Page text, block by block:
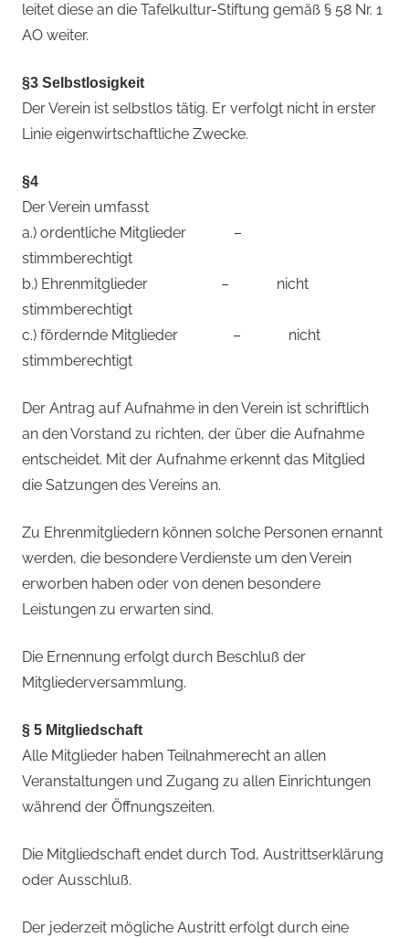
leitet diese an die Tafelkultur-Stiftung gemäß § 58 Nr. 1
AO weiter.
§3 Selbstlosigkeit
Der Verein ist selbstlos tätig. Er verfolgt nicht in erster
Linie eigenwirtschaftliche Zwecke.
§4
Der Verein umfasst
a.) ordentliche Mitglieder –
stimmberechtigt
b.) Ehrenmitglieder – nicht
stimmberechtigt
c.) fördernde Mitglieder – nicht
stimmberechtigt
Der Antrag auf Aufnahme in den Verein ist schriftlich
an den Vorstand zu richten, der über die Aufnahme
entscheidet. Mit der Aufnahme erkennt das Mitglied
die Satzungen des Vereins an.
Zu Ehrenmitgliedern können solche Personen ernannt
werden, die besondere Verdienste um den Verein
erworben haben oder von denen besondere
Leistungen zu erwarten sind.
Die Ernennung erfolgt durch Beschluß der
Mitgliederversammlung.
§ 5 Mitgliedschaft
Alle Mitglieder haben Teilnahmerecht an allen
Veranstaltungen und Zugang zu allen Einrichtungen
während der Öffnungszeiten.
Die Mitgliedschaft endet durch Tod, Austrittserklärung
oder Ausschluß.
Der jederzeit mögliche Austritt erfolgt durch eine